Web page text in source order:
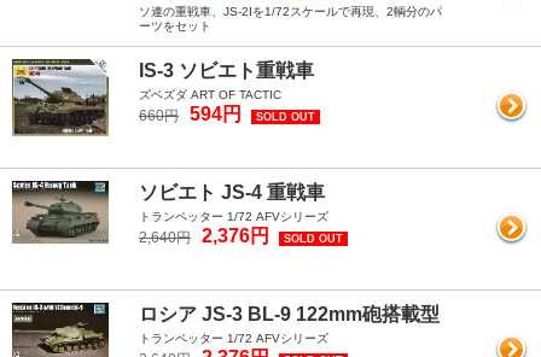
ソ連の重戦車、JS-2Iを1/72スケールで再現、2輌分のパ
ーツをセット
IS-3 ソビエト重戦車
ズベズダ ART OF TACTIC
660円 594円 SOLD OUT
ソビエト JS-4 重戦車
トランペッター 1/72 AFVシリーズ
2,640円 2,376円 SOLD OUT
ロシア JS-3 BL-9 122mm砲搭載型
トランペッター 1/72 AFVシリーズ